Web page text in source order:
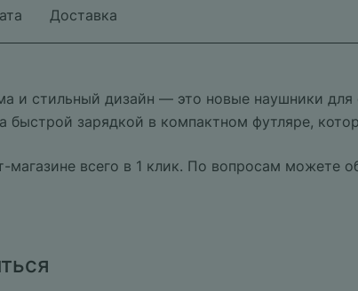
Доставка
и стильный дизайн — это новые наушники
зарядкой в компактном футляре,
всего в 1 клик. По вопросам можете